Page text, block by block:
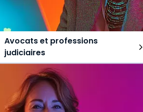
Avocats et professions
judiciaires
Des solutions tout-en-un, spécialement
pensées pour les avocats et professions
judiciaires.
Une offre globale pour vous repérer dans
vos missions au quotidien.